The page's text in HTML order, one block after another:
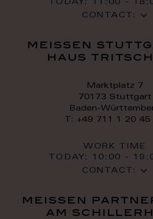
TODAY:
11:00 -
CONTACT:
meissen
haus
Marktplatz 7
70173 Stuttgart
Baden-
T: +49 711 1 20 45
WORK TIME
TODAY:
10:00 -
CONTACT:
meissen
am